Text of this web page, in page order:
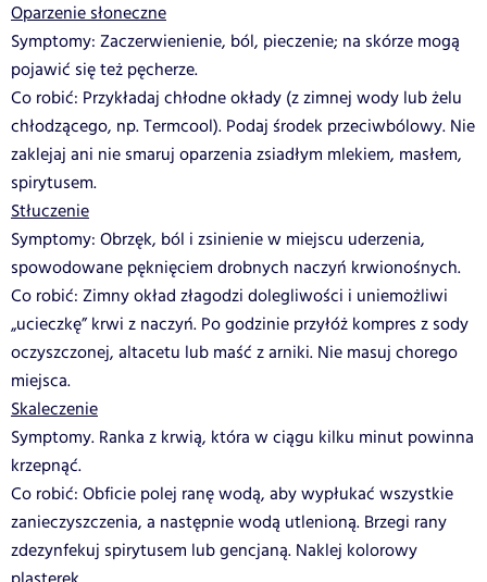
Oparzenie słoneczne
Symptomy: Zaczerwienienie, ból, pieczenie; na skórze mogą
pojawić się też pęcherze.
Co robić: Przykładaj chłodne okłady (z zimnej wody lub żelu
chłodzącego, np. Termcool). Podaj środek przeciwbólowy. Nie
zaklejaj ani nie smaruj oparzenia zsiadłym mlekiem, masłem,
spirytusem.
Stłuczenie
Symptomy: Obrzęk, ból i zsinienie w miejscu uderzenia,
spowodowane pęknięciem drobnych naczyń krwionośnych.
Co robić: Zimny okład złagodzi dolegliwości i uniemożliwi
„ucieczkę” krwi z naczyń. Po godzinie przyłóż kompres z sody
oczyszczonej, altacetu lub maść z arniki. Nie masuj chorego
miejsca.
Skaleczenie
Symptomy. Ranka z krwią, która w ciągu kilku minut powinna
krzepnąć.
Co robić: Obficie polej ranę wodą, aby wypłukać wszystkie
zanieczyszczenia, a następnie wodą utlenioną. Brzegi rany
zdezynfekuj spirytusem lub gencjaną. Naklej kolorowy